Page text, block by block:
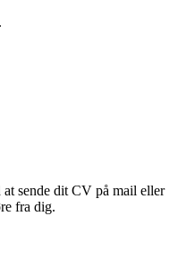
sende dit CV på mail eller
fra dig.